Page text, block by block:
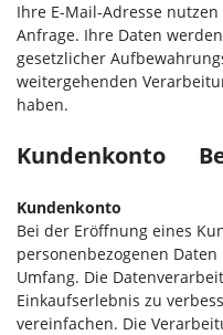
Ihre E-Mail-Adresse
Anfrage. Ihre Daten
gesetzlicher
weitergehenden
haben.
Kundenkonto
Kundenkonto
Bei der Eröffnung eines
personenbezogenen
Umfang. Die
Einkaufserlebnis zu
vereinfachen. Die